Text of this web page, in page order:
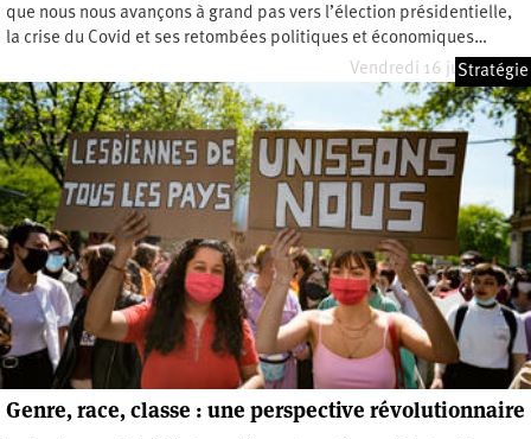
que nous nous avançons à grand pas vers l’élection présidentielle,
la crise du Covid et ses retombées politiques et économiques…
Vendredi 16 juillet 2021
Stratégie
Genre, race, classe : une perspective révolutionnaire